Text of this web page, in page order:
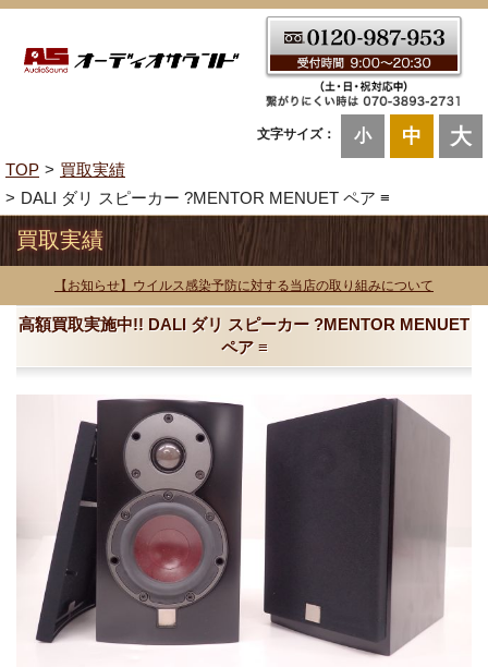
文字サイズ： 小 中 大
TOP
買取実績
DALI ダリ スピーカー ?MENTOR MENUET ペア ≡
買取実績
【お知らせ】ウイルス感染予防に対する当店の取り組みについて
高額買取実施中!! DALI ダリ スピーカー ?MENTOR MENUET
ペア ≡